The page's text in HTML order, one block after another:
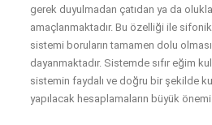
gerek duyulmadan çatıdan ya da
amaçlanmaktadır. Bu özelliği ile
sistemi boruların tamamen dolu
dayanmaktadır. Sistemde sıfır eğim
sistemin faydalı ve doğru bir şekilde
yapılacak hesaplamaların büyük